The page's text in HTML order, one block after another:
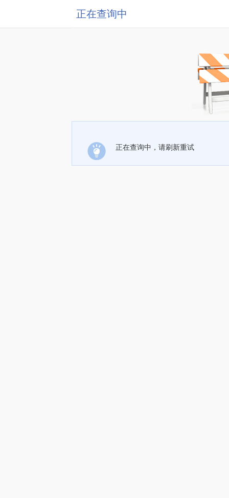
正在查询中
正在查询中，请刷新重试